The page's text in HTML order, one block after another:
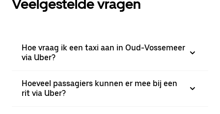
Veelgestelde vragen
Hoe vraag ik een taxi aan in Oud-Vossemeer
via Uber?
Hoeveel passagiers kunnen er mee bij een
rit via Uber?